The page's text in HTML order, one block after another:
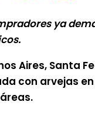
ya
Aires, Santa
con arvejas